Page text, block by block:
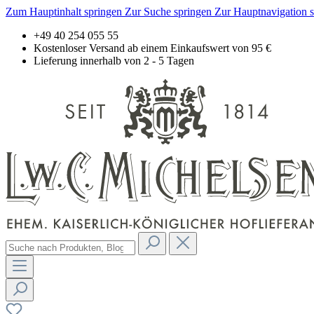
Zum Hauptinhalt springen Zur Suche springen Zur Hauptnavigation
+49 40 254 055 55
Kostenloser Versand ab einem Einkaufswert von 95 €
Lieferung innerhalb von 2 - 5 Tagen